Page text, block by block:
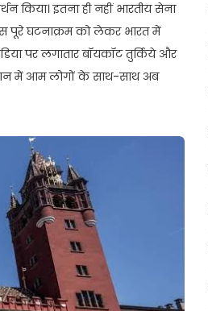
किया। इतना ही नहीं भारतीय सेना
इस पूरे घटनाक्रम को लेकर भारत में
पर लगातार बॉयकॉट तुर्किये और
में आम लोगों के साथ-साथ अब